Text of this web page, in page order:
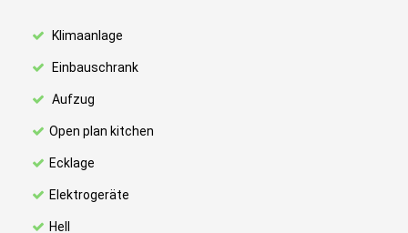
Klimaanlage
Einbauschrank
Aufzug
Open plan kitchen
Ecklage
Elektrogeräte
Hell